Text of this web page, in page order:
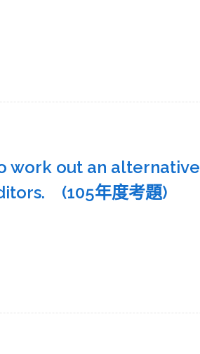
work out an alternative
(105年度考題)